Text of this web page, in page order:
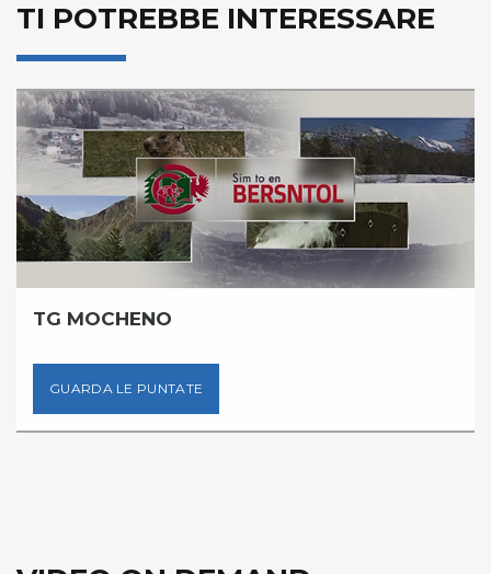
TI POTREBBE INTERESSARE
TG MOCHENO
GUARDA LE PUNTATE